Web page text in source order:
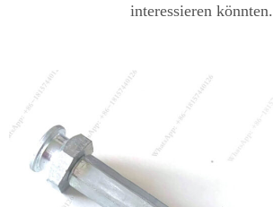
interessieren könnten.